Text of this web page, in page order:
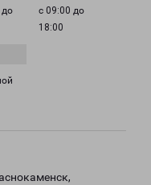
до
с 09:00 до
18:00